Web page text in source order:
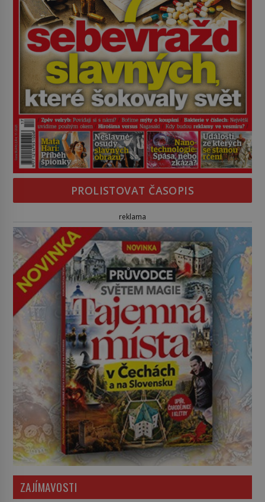
PROLISTOVAT ČASOPIS
reklama
ZAJÍMAVOSTI